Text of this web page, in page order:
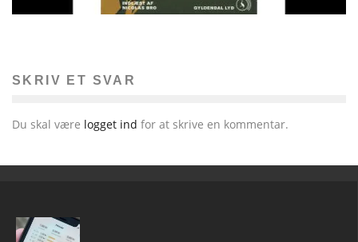
SKRIV ET SVAR
Du skal være logget ind for at skrive en kommentar.